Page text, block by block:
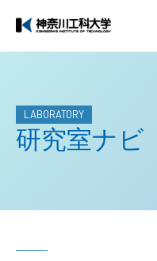
LABORATORY
研究室ナビ